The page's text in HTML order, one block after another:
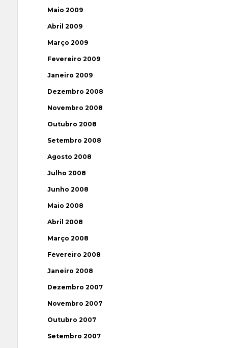
Maio 2009
Abril 2009
Março 2009
Fevereiro 2009
Janeiro 2009
Dezembro 2008
Novembro 2008
Outubro 2008
Setembro 2008
Agosto 2008
Julho 2008
Junho 2008
Maio 2008
Abril 2008
Março 2008
Fevereiro 2008
Janeiro 2008
Dezembro 2007
Novembro 2007
Outubro 2007
Setembro 2007